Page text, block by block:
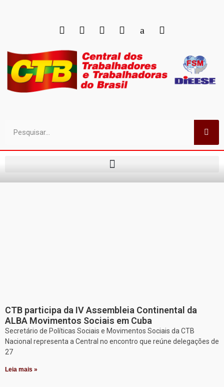
CTB participa da IV Assembleia Continental da
ALBA Movimentos Sociais em Cuba
Secretário de Políticas Sociais e Movimentos Sociais da CTB
Nacional representa a Central no encontro que reúne delegações de
27
Leia mais »